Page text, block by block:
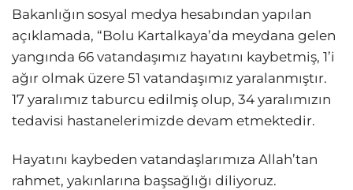
Bakanlığın sosyal medya hesabından yapılan
açıklamada, “Bolu Kartalkaya’da meydana gelen
yangında 66 vatandaşımız hayatını kaybetmiş, 1’i
ağır olmak üzere 51 vatandaşımız yaralanmıştır.
17 yaralımız taburcu edilmiş olup, 34 yaralımızın
tedavisi hastanelerimizde devam etmektedir.
Hayatını kaybeden vatandaşlarımıza Allah’tan
rahmet, yakınlarına başsağlığı diliyoruz.